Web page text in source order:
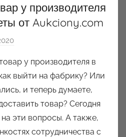
у производителя
от Aukciony.com
т
о
р
о
м
a
у производителя в
выйти на фабрику? Или
и теперь думаете,
товар? Сегодня
эти вопросы. А также,
сотрудничества с